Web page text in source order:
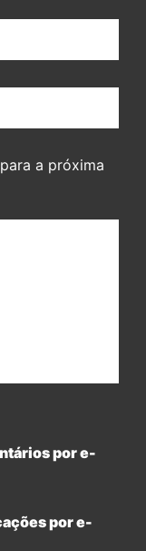
a próxima
por e-
por e-